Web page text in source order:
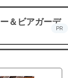
＆ビアガーデ
PR